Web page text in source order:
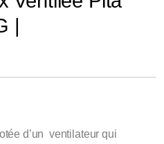
|
d’un ventilateur qui